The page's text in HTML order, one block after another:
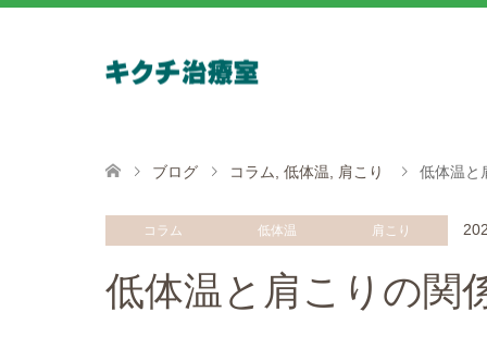
ブログ コラム 低体温 肩こり 低体温と
コラム 低体温 肩こり
低体温と肩こりの関